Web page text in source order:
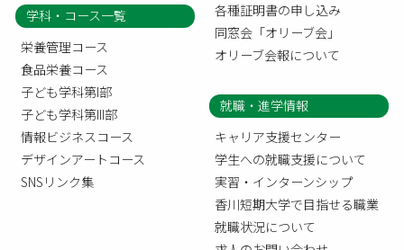
各種証明書の申し込み
同窓会「オリーブ会」
オリーブ会報について
学科・コース一覧
栄養管理コース
食品栄養コース
子ども学科第I部
子ども学科第III部
情報ビジネスコース
デザインアートコース
SNSリンク集
就職・進学情報
キャリア支援センター
学生への就職支援について
実習・インターンシップ
香川短期大学で目指せる職業
就職状況について